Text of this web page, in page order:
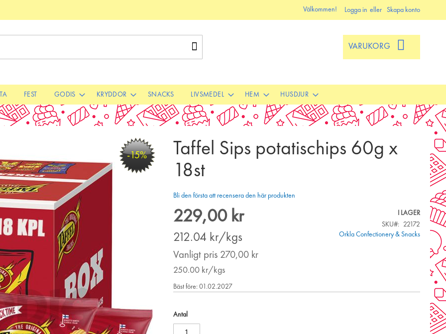
Välkommen! Logga in Skapa konto
VARUKORG
FEST GODIS KRYDDOR SNACKS LIVSMEDEL HEM HUSDJUR
-15%
Taffel Sips potatischips 60g x
18st
Bli den första att recensera den här produkten
Special
229,00 kr
212.04 kr/kgs
Vanligt pris 270,00 kr
250.00 kr/kgs
I LAGER
SKU
22172
Orkla Confectionery & Snacks
Bäst före: 01.02.2027
Antal